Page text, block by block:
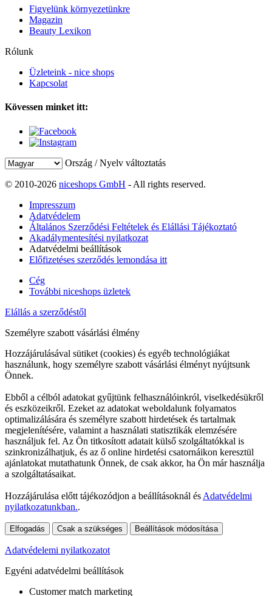
Figyelünk környezetünkre
Magazin
Beauty Lexikon
Rólunk
Üzleteink - nice shops
Kapcsolat
Kövessen minket itt:
Ország / Nyelv változtatás
© 2010-2026 niceshops GmbH - All rights reserved.
Impresszum
Adatvédelem
Általános Szerződési Feltételek és Elállási Tájékoztató
Akadálymentesítési nyilatkozat
Adatvédelmi beállítások
Előfizetéses szerződés lemondása itt
Cég
További niceshops üzletek
Elállás a szerződéstől
Személyre szabott vásárlási élmény
Hozzájárulásával sütiket (cookies) és egyéb technológiákat
használunk, hogy személyre szabott vásárlási élményt nyújtsunk
Önnek.
Ebből a célból adatokat gyűjtünk felhasználóinkról, viselkedésükről
és eszközeikről. Ezeket az adatokat weboldalunk folyamatos
optimalizálására és személyre szabott hirdetések és tartalmak
megjelenítésére, valamint a használati statisztikák elemzésére
használjuk fel. Az Ön titkosított adatait külső szolgáltatókkal is
szinkronizálhatjuk, és az ő online hirdetési csatornáikon keresztül
ajánlatokat mutathatunk Önnek, de csak akkor, ha Ön már használja
a szolgáltatásaikat.
Hozzájárulása előtt tájékozódjon a beállításoknál és Adatvédelmi
nyilatkozatunkban..
Elfogadás Csak a szükséges Beállítások módosítása
Adatvédelemi nyilatkozatot
Egyéni adatvédelmi beállítások
Customer match marketing